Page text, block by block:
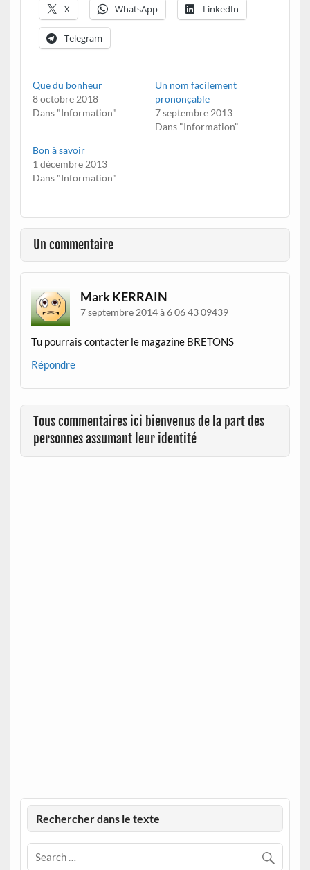
X WhatsApp LinkedIn
Telegram
Que du bonheur
8 octobre 2018
Dans "Information"
Un nom facilement
prononçable
7 septembre 2013
Dans "Information"
Bon à savoir
1 décembre 2013
Dans "Information"
Un commentaire
Mark KERRAIN
7 septembre 2014 à 6 06 43 09439
Tu pourrais contacter le magazine BRETONS
Répondre
Tous commentaires ici bienvenus de la part des
personnes assumant leur identité
Rechercher dans le texte